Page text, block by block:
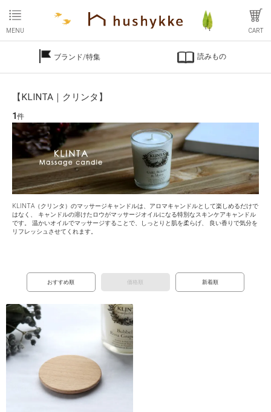
MENU CART
ブランド/特集 読みもの
【KLINTA｜クリンタ】
1 件
KLINTA（クリンタ）のマッサージキャンドルは、アロマキャンドルとして楽しめるだけで
はなく、 キャンドルの溶けたロウがマッサージオイルになる特別なスキンケアキャンドル
です。 温かいオイルでマッサージすることで、しっとりと肌を柔らげ、 良い香りで気分を
リフレッシュさせてくれます。
おすすめ順 価格順 新着順